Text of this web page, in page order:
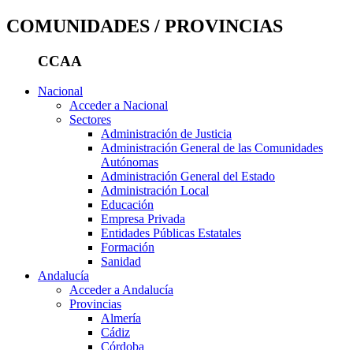
COMUNIDADES / PROVINCIAS
CCAA
Nacional
Acceder a Nacional
Sectores
Administración de Justicia
Administración General de las Comunidades
Autónomas
Administración General del Estado
Administración Local
Educación
Empresa Privada
Entidades Públicas Estatales
Formación
Sanidad
Andalucía
Acceder a Andalucía
Provincias
Almería
Cádiz
Córdoba